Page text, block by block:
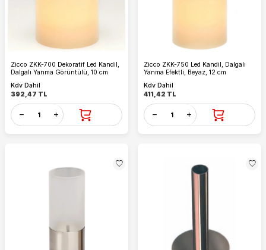
Zicco ZKK-700 Dekoratif Led Kandil,
Dalgalı Yanma Görüntülü, 10 cm
Kdv Dahil
392,47 TL
Zicco ZKK-750 Led Kandil, Dalgalı
Yanma Efektli, Beyaz, 12 cm
Kdv Dahil
411,42 TL